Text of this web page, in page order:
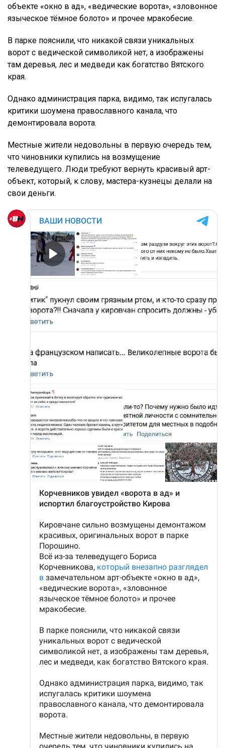
объекте «окно в ад», «ведические ворота», «зловонное
языческое тёмное болото» и прочее мракобесие.
В парке пояснили, что никакой связи уникальных
ворот с ведической символикой нет, а изображены
там деревья, лес и медведи как богатство Вятского
края.
Однако администрация парка, видимо, так испугалась
критики шоумена православного канала, что
демонтировала ворота.
Местные жители недовольны в первую очередь тем,
что чиновники купились на возмущение
телеведущего. Люди требуют вернуть красивый арт-
объект, который, к слову, мастера-кузнецы делали на
свои деньги.